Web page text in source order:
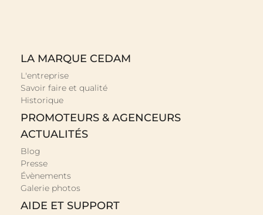
LA MARQUE CEDAM
L'entreprise
Savoir faire et qualité
Historique
PROMOTEURS & AGENCEURS
ACTUALITÉS
Blog
Presse
Évènements
Galerie photos
AIDE ET SUPPORT